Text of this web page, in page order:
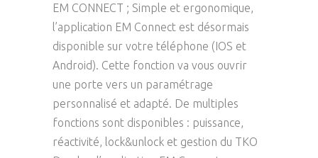
EM CONNECT ; Simple et ergonomique,
l’application EM Connect est désormais
disponible sur votre téléphone (IOS et
Android). Cette fonction va vous ouvrir
une porte vers un paramétrage
personnalisé et adapté. De multiples
fonctions sont disponibles : puissance,
réactivité, lock&unlock et gestion du TKO